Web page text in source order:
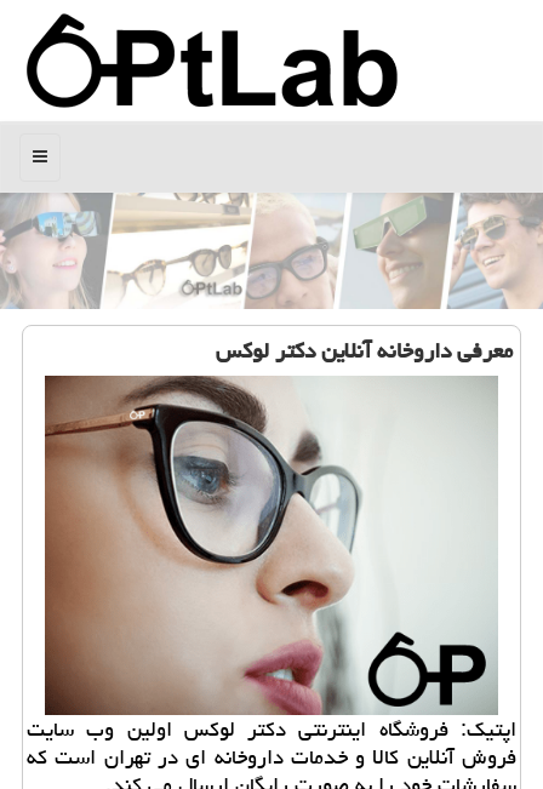
منو
معرفی داروخانه آنلاین دكتر لوكس
اپتیك: فروشگاه اینترنتی دكتر لوكس اولین وب سایت
فروش آنلاین كالا و خدمات داروخانه ای در تهران است كه